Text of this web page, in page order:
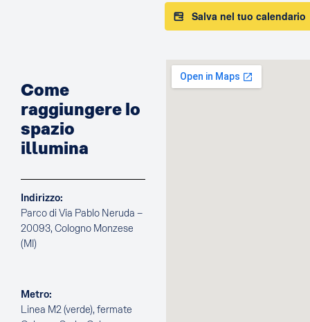
Salva nel tuo calendario
Come
raggiungere lo
spazio
illumina
Indirizzo:
Parco di Via Pablo Neruda –
20093, Cologno Monzese
(MI)
Metro:
Linea M2 (verde), fermate